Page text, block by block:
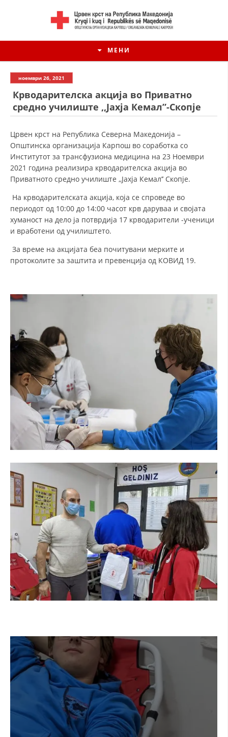
МЕНИ
ДЕЈСТВУВАЊЕ
ЕДУКАТИВНО ИНФОРМАТИВНИ МАТЕРИЈАЛИ
ПРЕЗЕНТАЦИИ
ноември 26, 2021
Крводарителска акција во Приватно
средно училиште ,,Јахја Кемал”-Скопје
Црвен крст на Република Северна Македонија –
Општинска организација Карпош во соработка со
Институтот за трансфузиона медицина на 23 Ноември
2021 година реализира крводарителска акција во
Приватното средно училиште ,,Јахја Кемал’’ Скопје.
На крводарителската акција, која се спроведе во
периодот од 10:00 до 14:00 часот крв даруваа и својата
хуманост на дело ја потврдија 17 крводарители -ученици
и вработени од училиштето.
За време на акцијата беа почитувани мерките и
протоколите за заштита и превенција од КОВИД 19.